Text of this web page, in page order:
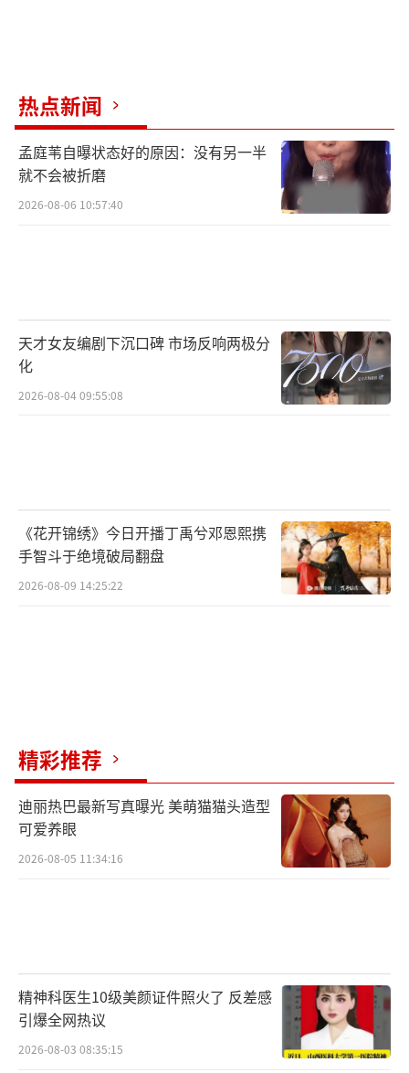
热点新闻
孟庭苇自曝状态好的原因：没有另一半
就不会被折磨
2026-08-06 10:57:40
天才女友编剧下沉口碑 市场反响两极分
化
2026-08-04 09:55:08
《花开锦绣》今日开播丁禹兮邓恩熙携
手智斗于绝境破局翻盘
2026-08-09 14:25:22
精彩推荐
迪丽热巴最新写真曝光 美萌猫猫头造型
可爱养眼
2026-08-05 11:34:16
精神科医生10级美颜证件照火了 反差感
引爆全网热议
2026-08-03 08:35:15